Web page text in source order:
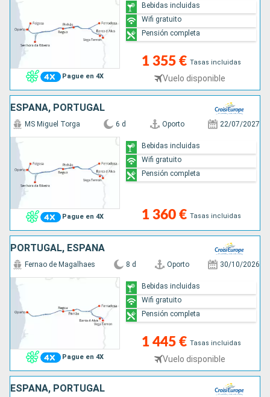
Pague en 4X
1 355 € Tasas incluidas
Vuelo disponible
Bebidas incluidas
Wifi gratuito
Pensión completa
ESPAÑA, PORTUGAL
Pague en 4X
MS Miguel Torga 6 d Oporto 22/07/2027
1 360 € Tasas incluidas
Bebidas incluidas
Wifi gratuito
Pensión completa
PORTUGAL, ESPAÑA
Pague en 4X
Fernao de Magalhaes 8 d Oporto 30/10/2026
1 445 € Tasas incluidas
Vuelo disponible
Bebidas incluidas
Wifi gratuito
Pensión completa
ESPAÑA, PORTUGAL